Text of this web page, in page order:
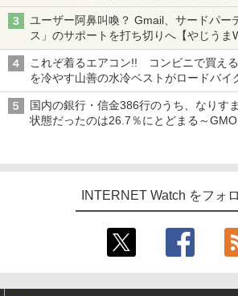
真や映像を使った投資詐欺などへの対策
ユーザー阿鼻叫喚？ Gmail、サードパー
ス」のサポートを打ち切りへ【やじうま
これぞ着るエアコン!! コンビニで買え
を冷やす山善の水冷ベストがロードバイ
ち・ざ・ろーど！その14】【空いた時間
国内の銀行・信金386行のうち、なりす
状態だったのは26.7％にとどまる～GMO
INTERNET Watch をフォ